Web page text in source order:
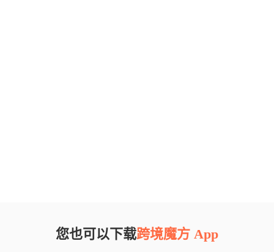
您也可以下载跨境魔方 App